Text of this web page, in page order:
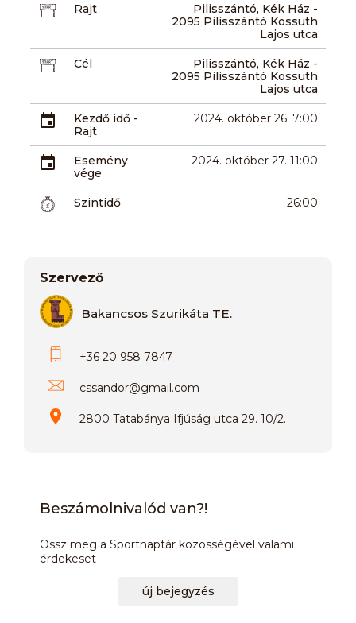
Rajt
Pilisszántó, Kék Ház -
2095 Pilisszántó Kossuth
Lajos utca
Cél
Pilisszántó, Kék Ház -
2095 Pilisszántó Kossuth
Lajos utca
Kezdő idő -
Rajt
2024. október 26. 7:00
Esemény
vége
2024. október 27. 11:00
Szintidő 26:00
Szervező
Bakancsos Szurikáta TE.
+36 20 958 7847
cssandor@gmail.com
2800 Tatabánya Ifjúság utca 29. 10/2.
Beszámolnivalód van?!
Ossz meg a Sportnaptár közösségével valami
érdekeset
új bejegyzés